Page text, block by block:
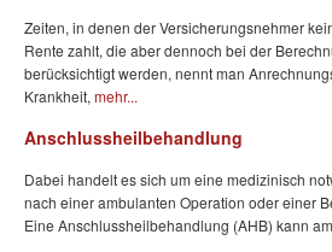
Zeiten, in denen der Versicherungsnehmer
Rente zahlt, die aber dennoch bei der
berücksichtigt werden, nennt man
Krankheit, mehr...
Anschlussheilbehandlung
Dabei handelt es sich um eine medizinisch
nach einer ambulanten Operation oder einer
Eine Anschlussheilbehandlung (AHB) kann